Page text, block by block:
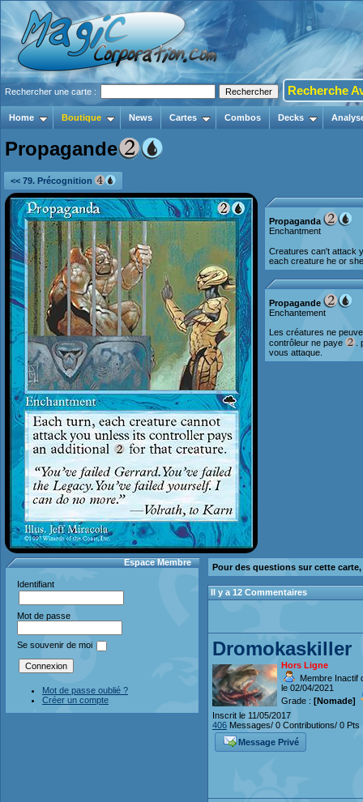
Rechercher une carte : Recherche
Home Boutique News Cartes Combos Decks
Propagande
<< 79. Précognition
Propaganda
Enchantment
Creatures can't attack
each creature he or
Propagande
Enchantement
Les créatures ne
contrôleur ne paye
vous attaque.
Espace Membre
Identifiant
Mot de passe
Se souvenir de moi
Mot de passe oublié ?
Créer un compte
Pour des questions sur cette
Il y a 12 Commentaires
Dromokaskiller
Hors Ligne
Membre Inactif
le 02/04/2021
Grade : [Nomade]
Inscrit le 11/05/2017
406 Messages/ 0 Contributions/ 0 Pts
Message Privé